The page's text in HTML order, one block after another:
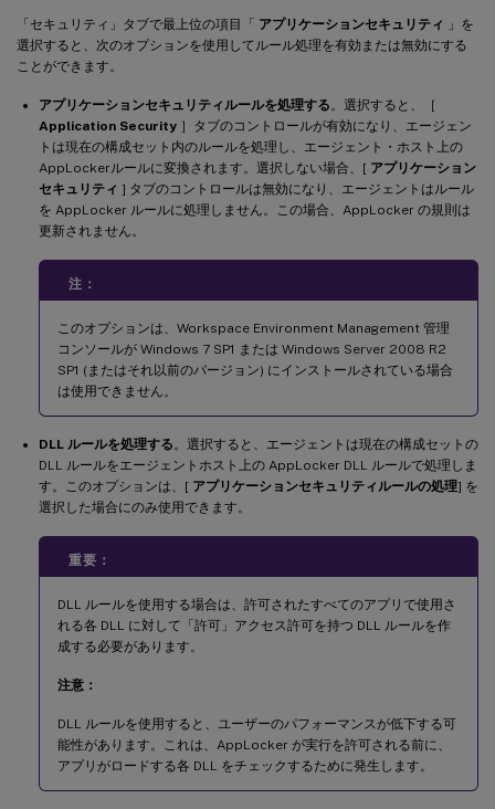
「セキュリティ」タブで最上位の項目「 アプリケーションセキュリティ
」を
選択すると、次のオプションを使用してルール処理を有効または無効にする
ことができます。
アプリケーションセキュリティルールを処理する 。選択すると、［
Application Security ］タブのコントロールが有効になり、エージェン
トは現在の構成セット内のルールを処理し、エージェント・ホスト上の
AppLockerルールに変換されます。選択しない場合、[ アプリケーション
セキュリティ ] タブのコントロールは無効になり、エージェントはルール
を AppLocker ルールに処理しません。この場合、AppLocker の規則は
更新されません。
注：
このオプションは、Workspace Environment Management 管理
コンソールが Windows 7 SP1 または Windows Server 2008 R2
SP1 (またはそれ以前のバージョン) にインストールされている場合
は使用できません。
DLL ルールを処理する 。選択すると、エージェントは現在の構成セットの
DLL ルールをエージェントホスト上の AppLocker DLL ルールで処理しま
す。このオプションは、[ アプリケーションセキュリティルールの処理] を
選択した場合にのみ使用できます。
重要：
DLL ルールを使用する場合は、許可されたすべてのアプリで使用さ
れる各 DLL に対して「許可」アクセス許可を持つ DLL ルールを作
成する必要があります。
注意：
DLL ルールを使用すると、ユーザーのパフォーマンスが低下する可
能性があります。これは、AppLocker が実行を許可される前に、
アプリがロードする各 DLL をチェックするために発生します。